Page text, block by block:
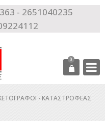
- 2651040235
0
- ΚΑΤΑΣΤΡΟΦΕΑΣ